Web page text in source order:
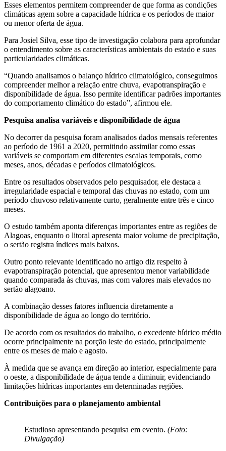
Esses elementos permitem compreender de que forma as condições
climáticas agem sobre a capacidade hídrica e os períodos de maior
ou menor oferta de água.
Para Josiel Silva, esse tipo de investigação colabora para aprofundar
o entendimento sobre as características ambientais do estado e suas
particularidades climáticas.
“Quando analisamos o balanço hídrico climatológico, conseguimos
compreender melhor a relação entre chuva, evapotranspiração e
disponibilidade de água. Isso permite identificar padrões importantes
do comportamento climático do estado”, afirmou ele.
Pesquisa analisa variáveis e disponibilidade de água
No decorrer da pesquisa foram analisados dados mensais referentes
ao período de 1961 a 2020, permitindo assimilar como essas
variáveis se comportam em diferentes escalas temporais, como
meses, anos, décadas e períodos climatológicos.
Entre os resultados observados pelo pesquisador, ele destaca a
irregularidade espacial e temporal das chuvas no estado, com um
período chuvoso relativamente curto, geralmente entre três e cinco
meses.
O estudo também aponta diferenças importantes entre as regiões de
Alagoas, enquanto o litoral apresenta maior volume de precipitação,
o sertão registra índices mais baixos.
Outro ponto relevante identificado no artigo diz respeito à
evapotranspiração potencial, que apresentou menor variabilidade
quando comparada às chuvas, mas com valores mais elevados no
sertão alagoano.
A combinação desses fatores influencia diretamente a
disponibilidade de água ao longo do território.
De acordo com os resultados do trabalho, o excedente hídrico médio
ocorre principalmente na porção leste do estado, principalmente
entre os meses de maio e agosto.
À medida que se avança em direção ao interior, especialmente para
o oeste, a disponibilidade de água tende a diminuir, evidenciando
limitações hídricas importantes em determinadas regiões.
Contribuições para o planejamento ambiental
Estudioso apresentando pesquisa em evento. (Foto:
Divulgação)